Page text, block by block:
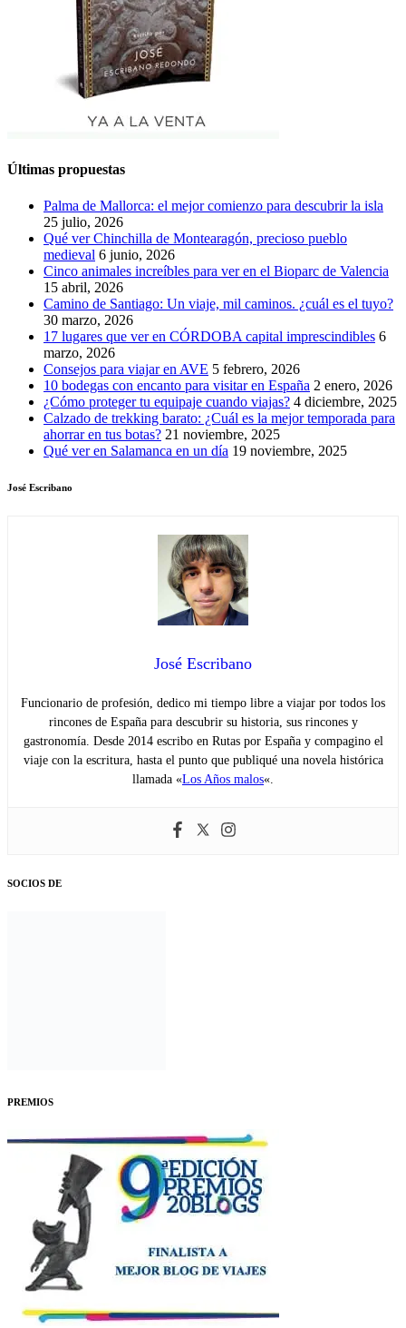
Últimas propuestas
Palma de Mallorca: el mejor comienzo para descubrir la isla
25 julio, 2026
Qué ver Chinchilla de Montearagón, precioso pueblo
medieval 6 junio, 2026
Cinco animales increíbles para ver en el Bioparc de Valencia
15 abril, 2026
Camino de Santiago: Un viaje, mil caminos. ¿cuál es el tuyo?
30 marzo, 2026
17 lugares que ver en CÓRDOBA capital imprescindibles 6
marzo, 2026
Consejos para viajar en AVE 5 febrero, 2026
10 bodegas con encanto para visitar en España 2 enero, 2026
¿Cómo proteger tu equipaje cuando viajas? 4 diciembre, 2025
Calzado de trekking barato: ¿Cuál es la mejor temporada para
ahorrar en tus botas? 21 noviembre, 2025
Qué ver en Salamanca en un día 19 noviembre, 2025
José Escribano
José Escribano
Funcionario de profesión, dedico mi tiempo libre a viajar por todos los
rincones de España para descubrir su historia, sus rincones y
gastronomía. Desde 2014 escribo en Rutas por España y compagino el
viaje con la escritura, hasta el punto que publiqué una novela histórica
llamada «Los Años malos«.
SOCIOS DE
PREMIOS